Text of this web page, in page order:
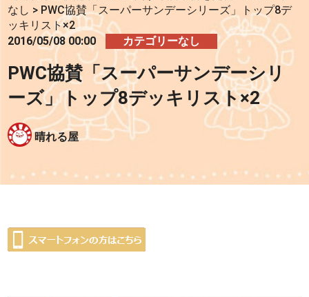
なし > PWC協賛「スーパーサンデーシリーズ」トップ8デ
ッキリスト×2
2016/05/08 00:00
カテゴリーなし
PWC協賛「スーパーサンデーシリ
ーズ」トップ8デッキリスト×2
晴れる屋